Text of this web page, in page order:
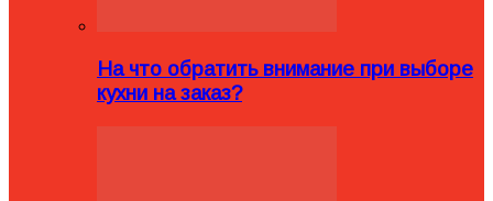
На что обратить внимание при выборе
кухни на заказ?